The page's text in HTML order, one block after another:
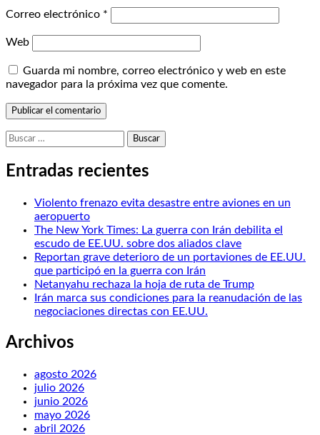
Correo electrónico *
Web
Guarda mi nombre, correo electrónico y web en este
navegador para la próxima vez que comente.
Buscar:
Entradas recientes
Violento frenazo evita desastre entre aviones en un
aeropuerto
The New York Times: La guerra con Irán debilita el
escudo de EE.UU. sobre dos aliados clave
Reportan grave deterioro de un portaviones de EE.UU.
que participó en la guerra con Irán
Netanyahu rechaza la hoja de ruta de Trump
Irán marca sus condiciones para la reanudación de las
negociaciones directas con EE.UU.
Archivos
agosto 2026
julio 2026
junio 2026
mayo 2026
abril 2026